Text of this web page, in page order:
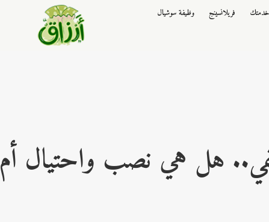
فريلانسينج
وظيفة سوشيال
هل هي نصب واحتيال أم